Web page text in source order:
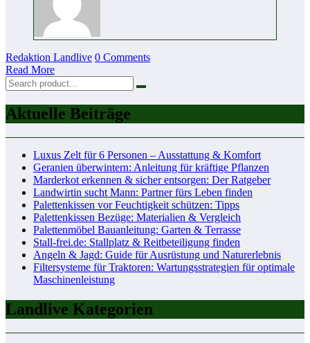
Redaktion Landlive 0 Comments
Read More
Aktuelle Beiträge
Luxus Zelt für 6 Personen – Ausstattung & Komfort
Geranien überwintern: Anleitung für kräftige Pflanzen
Marderkot erkennen & sicher entsorgen: Der Ratgeber
Landwirtin sucht Mann: Partner fürs Leben finden
Palettenkissen vor Feuchtigkeit schützen: Tipps
Palettenkissen Bezüge: Materialien & Vergleich
Palettenmöbel Bauanleitung: Garten & Terrasse
Stall-frei.de: Stallplatz & Reitbeteiligung finden
Angeln & Jagd: Guide für Ausrüstung und Naturerlebnis
Filtersysteme für Traktoren: Wartungsstrategien für optimale
Maschinenleistung
Landlive Kategorien